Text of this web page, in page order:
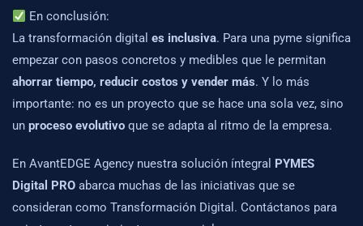
En conclusión:
La transformación digital es inclusiva. Para una pyme significa
empezar con pasos concretos y medibles que le permitan
ahorrar tiempo, reducir costos y vender más. Y lo más
importante: no es un proyecto que se hace una sola vez, sino
un proceso evolutivo que se adapta al ritmo de la empresa.
En AvantEDGE Agency nuestra solución íntegral PYMES
Digital PRO abarca muchas de las iniciativas que se
consideran como Transformación Digital. Contáctanos para